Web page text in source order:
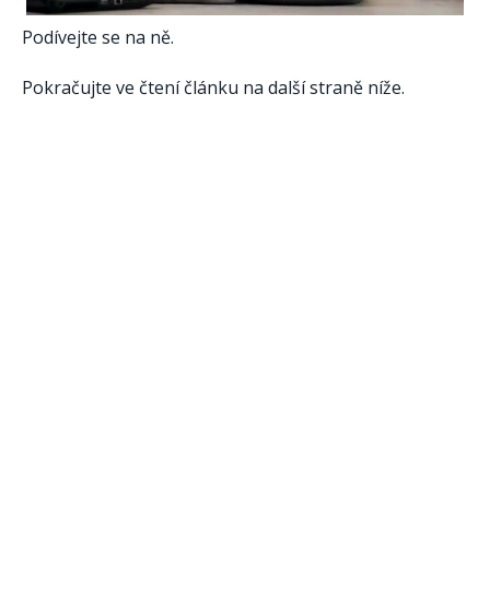
Podívejte se na ně.
Pokračujte ve čtení článku na další straně níže.